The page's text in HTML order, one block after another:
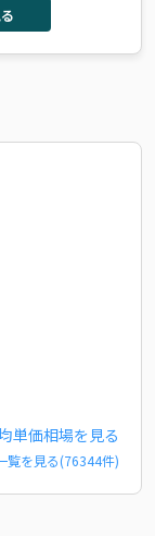
単価相場を見る
覧を見る(76344件)